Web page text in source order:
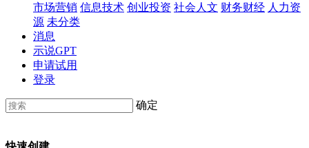
市场营销 信息技术 创业投资 社会人文 财务财经 人力资
源 未分类
消息
示说GPT
申请试用
登录
确定